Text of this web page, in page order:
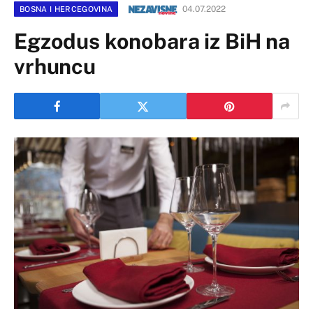
BOSNA I HERCEGOVINA 04.07.2022
Egzodus konobara iz BiH na
vrhuncu